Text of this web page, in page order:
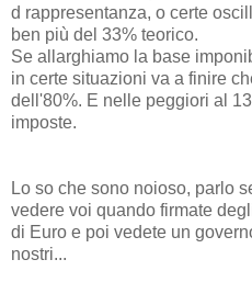
d rappresentanza, o certe
ben più del 33% teorico.
Se allarghiamo la base
in certe situazioni va a finire
dell'80%. E nelle peggiori al
imposte.
Lo so che sono noioso, parlo
vedere voi quando firmate
di Euro e poi vedete un
nostri...